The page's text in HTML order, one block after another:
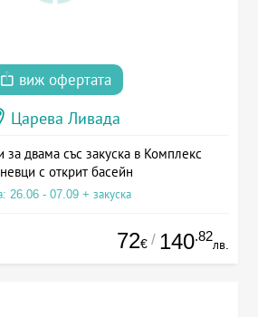
виж офертата
Царева Ливада
за двама със закуска в Комплекс
с открит басейн
26.06 - 07.09 + закуска
72€ / 140.82
лв.